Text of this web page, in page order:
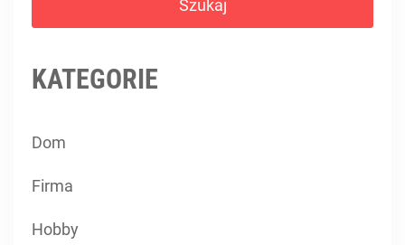
KATEGORIE
Dom
Firma
Hobby